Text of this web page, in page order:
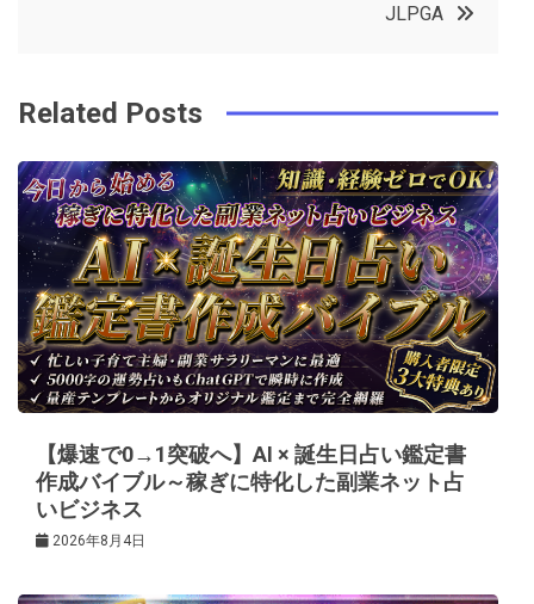
k
t
ビ
ゲ
ー
シ
ョ
ン
JLPGA
Related Posts
【爆速で0→1突破へ】AI × 誕生日占い鑑定書
作成バイブル～稼ぎに特化した副業ネット占
いビジネス
2026年8月4日